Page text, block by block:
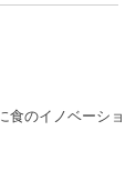
食のイノベーショ